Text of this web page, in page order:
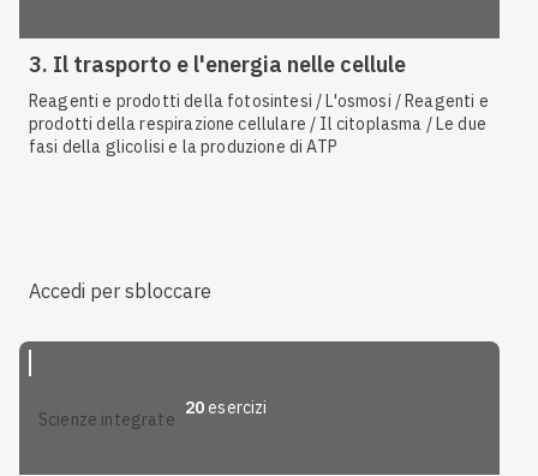
3. Il trasporto e l'energia nelle cellule
Reagenti e prodotti della fotosintesi / L'osmosi / Reagenti e
prodotti della respirazione cellulare / Il citoplasma / Le due
fasi della glicolisi e la produzione di ATP
Accedi per sbloccare
scienze integrate
20 esercizi